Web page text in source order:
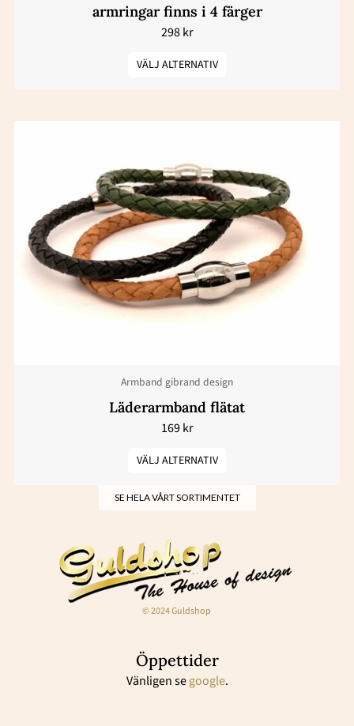
armringar finns i 4 färger
298kr
VÄLJ ALTERNATIV
produktsidan
Armband gibrand design
Läderarmband flätat
169kr
VÄLJ ALTERNATIV
produkten
har
flera
varianter.
De
olika
alternativen
på
produktsidan
SE HELA VÅRT SORTIMENTET
© 2024 Guldshop
Öppettider
Vänligen segoogle.